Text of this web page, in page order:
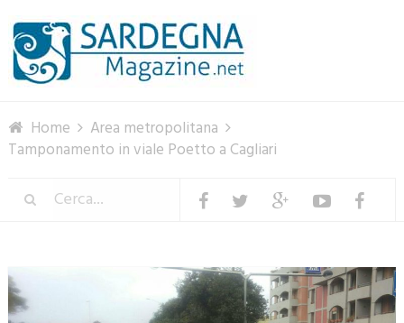
Home
Area metropolitana
Tamponamento in viale Poetto a Cagliari